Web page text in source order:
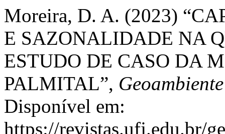
Moreira, D. A. (2023)
E SAZONALIDADE NA
ESTUDO DE CASO DA
PALMITAL”,
Disponível em:
https://revistas.ufj.edu.br/